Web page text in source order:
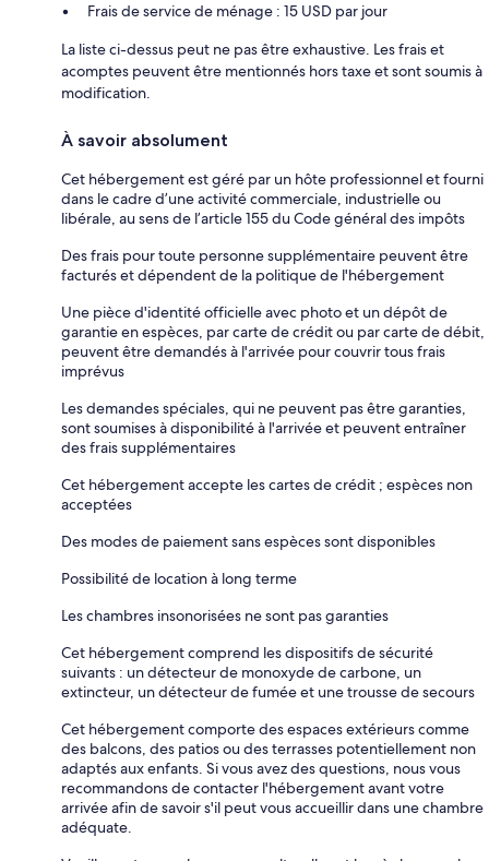
Frais de service de ménage : 15 USD par jour
La liste ci-dessus peut ne pas être exhaustive. Les frais et
acomptes peuvent être mentionnés hors taxe et sont soumis à
modification.
À savoir absolument
Cet hébergement est géré par un hôte professionnel et fourni
dans le cadre d’une activité commerciale, industrielle ou
libérale, au sens de l’article 155 du Code général des impôts
Des frais pour toute personne supplémentaire peuvent être
facturés et dépendent de la politique de l'hébergement
Une pièce d'identité officielle avec photo et un dépôt de
garantie en espèces, par carte de crédit ou par carte de débit,
peuvent être demandés à l'arrivée pour couvrir tous frais
imprévus
Les demandes spéciales, qui ne peuvent pas être garanties,
sont soumises à disponibilité à l'arrivée et peuvent entraîner
des frais supplémentaires
Cet hébergement accepte les cartes de crédit ; espèces non
acceptées
Des modes de paiement sans espèces sont disponibles
Possibilité de location à long terme
Les chambres insonorisées ne sont pas garanties
Cet hébergement comprend les dispositifs de sécurité
suivants : un détecteur de monoxyde de carbone, un
extincteur, un détecteur de fumée et une trousse de secours
Cet hébergement comporte des espaces extérieurs comme
des balcons, des patios ou des terrasses potentiellement non
adaptés aux enfants. Si vous avez des questions, nous vous
recommandons de contacter l'hébergement avant votre
arrivée afin de savoir s'il peut vous accueillir dans une chambre
adéquate.